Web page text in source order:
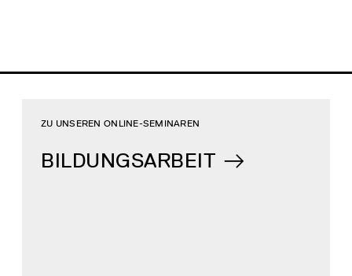
BILDUNGSARBEIT
ZU UNSEREN ONLINE-SEMINAREN